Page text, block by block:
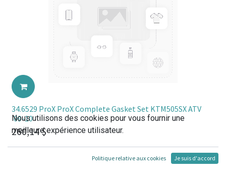
34.6529 ProX ProX Complete Gasket Set KTM505SX ATV
'09-10
260,14$
Nous utilisons des cookies pour vous fournir une
meilleure expérience utilisateur.
Politique relative aux cookies Je suis d'accord